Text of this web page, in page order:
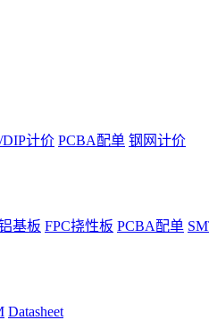
DIP计价 PCBA配单 钢网计价
基板 FPC挠性板 PCBA配单
Datasheet